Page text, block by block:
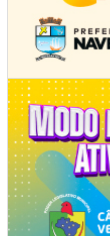
07/08/2026 | 07:00
ITAPEMA